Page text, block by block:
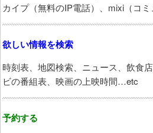
カイプ（無料のIP電話）、mixi（コ
欲しい情報を検索
時刻表、地図検索、ニュース、飲食
ビの番組表、映画の上映時間…etc
予約する